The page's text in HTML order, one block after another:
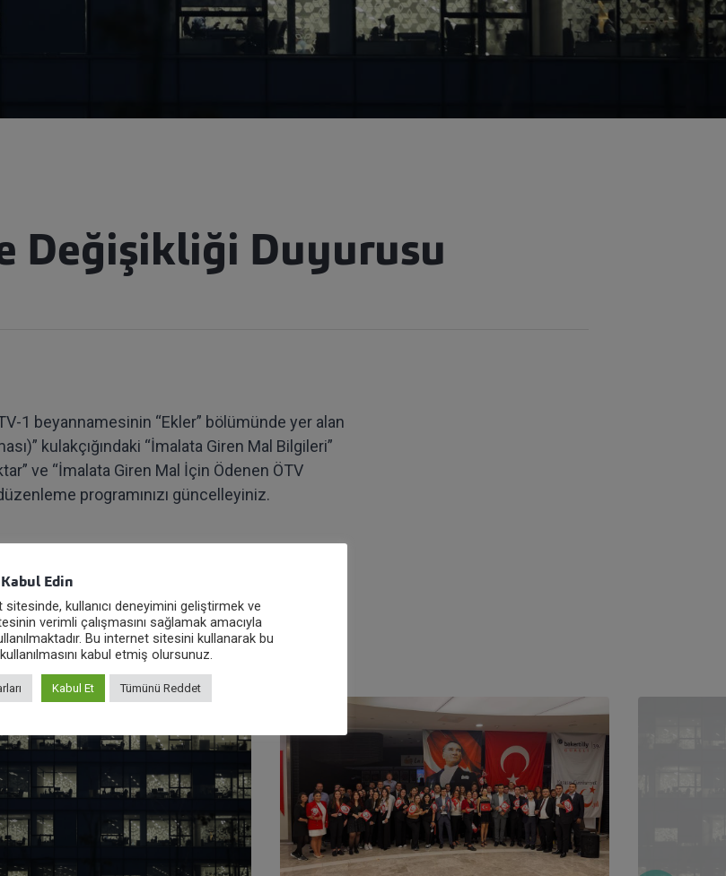
Değişikliği Duyurusu
1 beyannamesinin “Ekler” bölümünde yer alan
kulakçığındaki “İmalata Giren Mal Bilgileri”
ve “İmalata Giren Mal İçin Ödenen ÖTV
programınızı güncelleyiniz.
Edin
kullanıcı deneyimini geliştirmek ve
verimli çalışmasını sağlamak amacıyla
Bu internet sitesini kullanarak bu
kabul etmiş olursunuz.
Kabul Et Tümünü Reddet